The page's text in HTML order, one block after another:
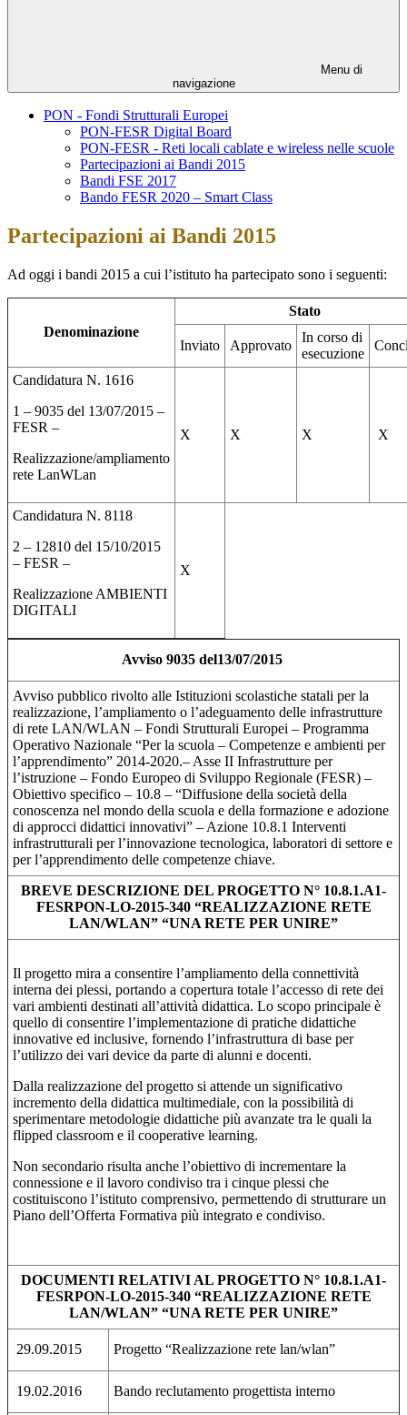
Menu di
navigazione
PON - Fondi Strutturali Europei
PON-FESR Digital Board
PON-FESR - Reti locali cablate e wireless nelle scuole
Partecipazioni ai Bandi 2015
Bandi FSE 2017
Bando FESR 2020 – Smart Class
Partecipazioni ai Bandi 2015
Ad oggi i bandi 2015 a cui l’istituto ha partecipato sono i seguenti:
Denominazione
Stato
Inviato Approvato
In corso di
esecuzione
Candidatura N. 1616
1 – 9035 del 13/07/2015 –
FESR –
Realizzazione/ampliamento
rete LanWLan
X X X X
Candidatura N. 8118
2 – 12810 del 15/10/2015
– FESR –
Realizzazione AMBIENTI
DIGITALI
X
Avviso 9035 del13/07/2015
Avviso pubblico rivolto alle Istituzioni scolastiche statali per la
realizzazione, l’ampliamento o l’adeguamento delle infrastrutture
di rete LAN/WLAN – Fondi Strutturali Europei – Programma
Operativo Nazionale “Per la scuola – Competenze e ambienti per
l’apprendimento” 2014-2020.– Asse II Infrastrutture per
l’istruzione – Fondo Europeo di Sviluppo Regionale (FESR) –
Obiettivo specifico – 10.8 – “Diffusione della società della
conoscenza nel mondo della scuola e della formazione e adozione
di approcci didattici innovativi” – Azione 10.8.1 Interventi
infrastrutturali per l’innovazione tecnologica, laboratori di settore e
per l’apprendimento delle competenze chiave.
BREVE DESCRIZIONE DEL PROGETTO N° 10.8.1.A1-
FESRPON-LO-2015-340 “REALIZZAZIONE RETE
LAN/WLAN” “UNA RETE PER UNIRE”
Il progetto mira a consentire l’ampliamento della connettività
interna dei plessi, portando a copertura totale l’accesso di rete dei
vari ambienti destinati all’attività didattica. Lo scopo principale è
quello di consentire l’implementazione di pratiche didattiche
innovative ed inclusive, fornendo l’infrastruttura di base per
l’utilizzo dei vari device da parte di alunni e docenti.
Dalla realizzazione del progetto si attende un significativo
incremento della didattica multimediale, con la possibilità di
sperimentare metodologie didattiche più avanzate tra le quali la
flipped classroom e il cooperative learning.
Non secondario risulta anche l’obiettivo di incrementare la
connessione e il lavoro condiviso tra i cinque plessi che
costituiscono l’istituto comprensivo, permettendo di strutturare un
Piano dell’Offerta Formativa più integrato e condiviso.
DOCUMENTI RELATIVI AL PROGETTO N° 10.8.1.A1-
FESRPON-LO-2015-340 “REALIZZAZIONE RETE
LAN/WLAN” “UNA RETE PER UNIRE”
29.09.2015 Progetto “Realizzazione rete lan/wlan”
19.02.2016 Bando reclutamento progettista interno